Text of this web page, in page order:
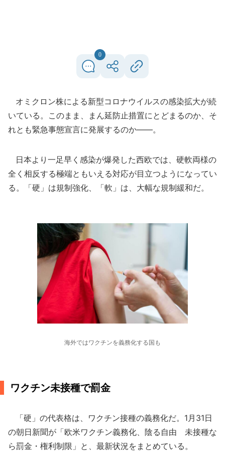
0
オミクロン株による新型コロナウイルスの感染拡大が続
いている。このまま、まん延防止措置にとどまるのか、そ
れとも緊急事態宣言に発展するのか――。
日本より一足早く感染が爆発した西欧では、硬軟両様の
全く相反する極端ともいえる対応が目立つようになってい
る。「硬」は規制強化、「軟」は、大幅な規制緩和だ。
海外ではワクチンを義務化する国も
ワクチン未接種で罰金
「硬」の代表格は、ワクチン接種の義務化だ。1月31日
の朝日新聞が「欧米ワクチン義務化、陰る自由 未接種な
ら罰金・権利制限」と、最新状況をまとめている。